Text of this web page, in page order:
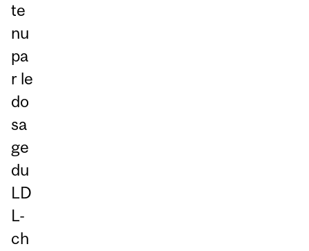
te
nu
pa
r le
do
sa
ge
du
LD
L-
ch